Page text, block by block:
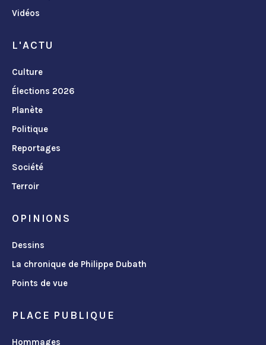
Vidéos
L'ACTU
Culture
Élections 2026
Planète
Politique
Reportages
Société
Terroir
OPINIONS
Dessins
La chronique de Philippe Dubath
Points de vue
PLACE PUBLIQUE
Hommages